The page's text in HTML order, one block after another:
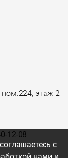
пом.224, этаж 2
12-08
с